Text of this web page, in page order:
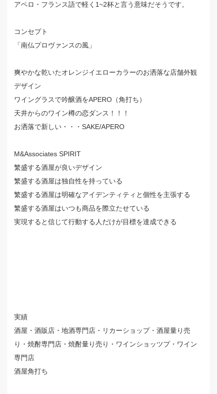
アペロ・フランス語で軽く1~2杯と言う意味だそうです。
コンセプト
「南仏プロヴァンスの風」
爽やかな乾いたオレンジイエローカラーのお洒落な店舗外観
デザイン
ワイングラスで吟醸酒をAPERO（角打ち）
天井からのワイン樽の恋ダンス！！！
お洒落で新しい・・・SAKE/APERO
M&Associates SPIRIT
繁盛する酒屋が良いデザイン
繁盛する酒屋は独自性を持っている
繁盛する酒屋は明確なアイデンティティと個性を主張する
繁盛する酒屋はいつも商品を際立たせている
実現すると信じて行動する人だけが目標を達成できる
実績
酒屋・酒販店・地酒専門店・リカーショップ・酒屋量り売
り・焼酎専門店・焼酎量り売り・ワインショッツプ・ワイン
専門店
酒屋角打ち